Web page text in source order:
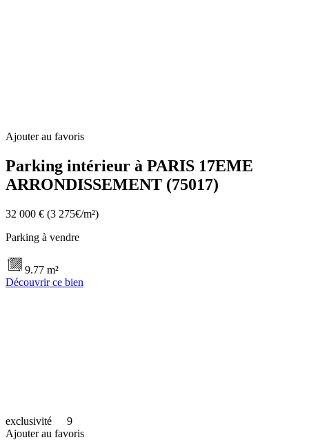
Ajouter au favoris
Parking intérieur à PARIS 17EME
ARRONDISSEMENT (75017)
32 000 € (3 275€/m²)
Parking à vendre
9.77 m²
Découvrir ce bien
exclusivité
9
Ajouter au favoris